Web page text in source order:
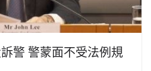
警 警蒙面不受法例規